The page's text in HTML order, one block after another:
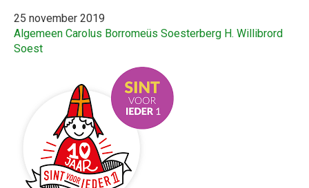
25 november 2019
Algemeen Carolus Borromeüs Soesterberg H. Willibrord
Soest